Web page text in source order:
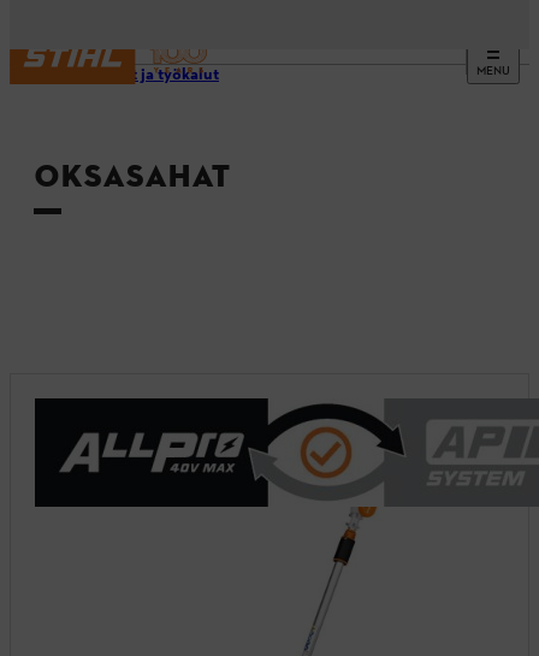
MENU
Laitteet ja työkalut
OKSASAHAT